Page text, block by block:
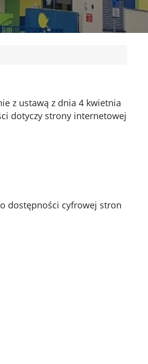
z ustawą z dnia 4 kwietnia
dotyczy strony internetowej
dostępności cyfrowej stron